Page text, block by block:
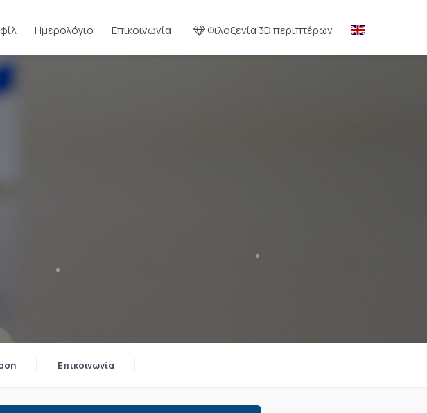
Ημερολόγιο Επικοινωνία Φιλοξενία 3D περιπτέρων
Επικοινωνία